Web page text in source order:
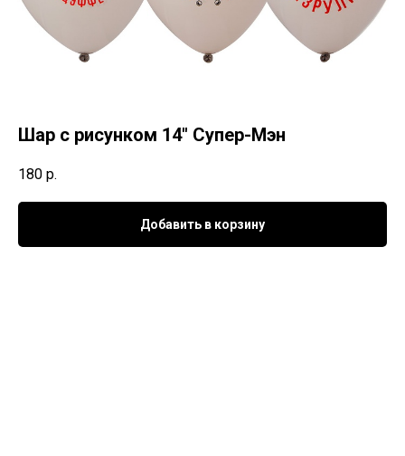
Шар с рисунком 14" Супер-Мэн
180 р.
Добавить в корзину